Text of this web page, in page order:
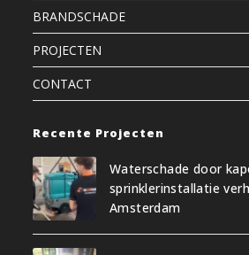
BRANDSCHADE
PROJECTEN
CONTACT
Recente Projecten
Waterschade door
sprinklerinstallatie
Amsterdam